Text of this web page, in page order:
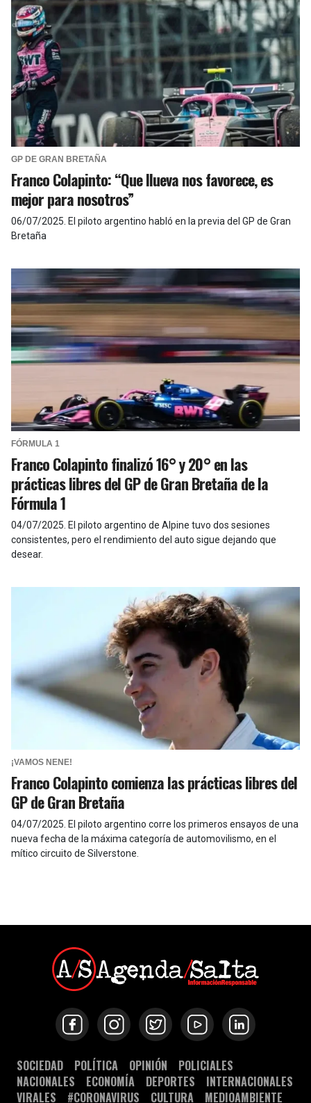
GP DE GRAN BRETAÑA
Franco Colapinto: “Que llueva nos favorece, es
mejor para nosotros”
06/07/2025 El piloto argentino habló en la previa del GP de Gran
Bretaña
FÓRMULA 1
Franco Colapinto finalizó 16° y 20° en las
prácticas libres del GP de Gran Bretaña de la
Fórmula 1
04/07/2025 El piloto argentino de Alpine tuvo dos sesiones
consistentes, pero el rendimiento del auto sigue dejando que
desear.
¡VAMOS NENE!
Franco Colapinto comienza las prácticas libres del
GP de Gran Bretaña
04/07/2025 El piloto argentino corre los primeros ensayos de una
nueva fecha de la máxima categoría de automovilismo, en el
mítico circuito de Silverstone.
SOCIEDAD POLÍTICA OPINIÓN
POLICIALES
NACIONALES
ECONOMÍA DEPORTES
INTERNACIONALES
VIRALES
#CORONAVIRUS CULTURA MEDIOAMBIENTE